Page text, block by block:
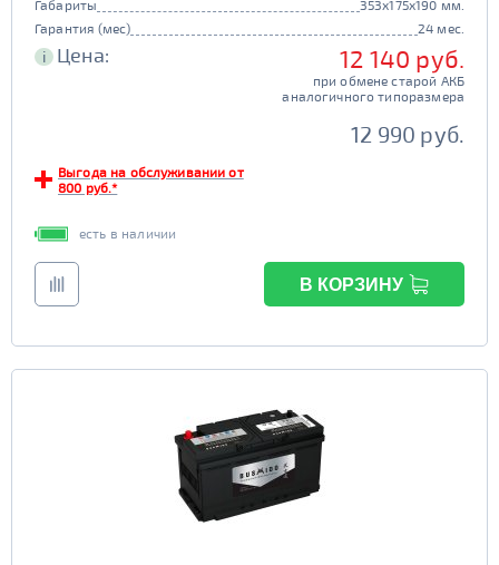
Габариты
353x175x190 мм.
Гарантия (мес)
24 мес.
i Цена: 12 140 руб.
при обмене старой АКБ
аналогичного типоразмера
12 990 руб.
Выгода на обслуживании от
800 руб.*
есть в наличии
В КОРЗИНУ